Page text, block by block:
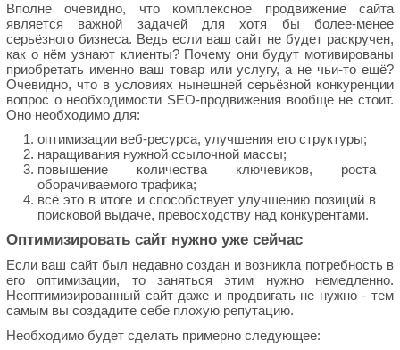
Вполне очевидно, что комплексное продвижение сайта
является важной задачей для хотя бы более-менее
серьёзного бизнеса. Ведь если ваш сайт не будет раскручен,
как о нём узнают клиенты? Почему они будут мотивированы
приобретать именно ваш товар или услугу, а не чьи-то ещё?
Очевидно, что в условиях нынешней серьёзной конкуренции
вопрос о необходимости SEO-продвижения вообще не стоит.
Оно необходимо для:
оптимизации веб-ресурса, улучшения его структуры;
наращивания нужной ссылочной массы;
повышение количества ключевиков, роста
оборачиваемого трафика;
всё это в итоге и способствует улучшению позиций в
поисковой выдаче, превосходству над конкурентами.
Оптимизировать сайт нужно уже сейчас
Если ваш сайт был недавно создан и возникла потребность в
его оптимизации, то заняться этим нужно немедленно.
Неоптимизированный сайт даже и продвигать не нужно - тем
самым вы создадите себе плохую репутацию.
Необходимо будет сделать примерно следующее: